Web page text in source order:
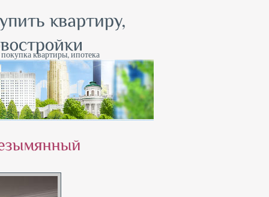
квартиры, ипотека